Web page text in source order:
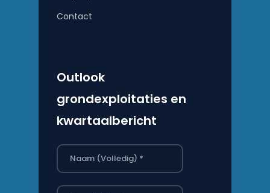
Contact
Outlook
grondexploitaties en
kwartaalbericht